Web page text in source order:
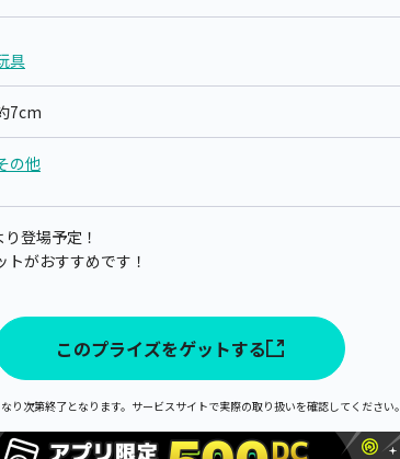
具
7cm
の他
登場予定！
がおすすめです！
このプライズをゲットする
り次第終了となります。サービスサイトで実際の取り扱いを確認してください。